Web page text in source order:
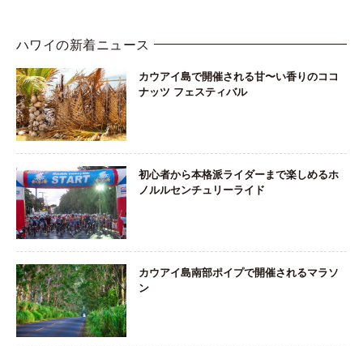
ハワイの新着ニュース
カウアイ島で開催される甘〜い香りのココ
ナッツ フェスティバル
初心者から本格派ライダーまで楽しめるホ
ノルルセンチュリーライド
カウアイ島南部ポイプで開催されるマラソ
ン